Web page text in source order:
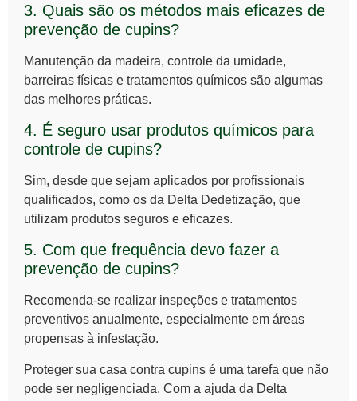
3. Quais são os métodos mais eficazes de
prevenção de cupins?
Manutenção da madeira, controle da umidade,
barreiras físicas e tratamentos químicos são algumas
das melhores práticas.
4. É seguro usar produtos químicos para
controle de cupins?
Sim, desde que sejam aplicados por profissionais
qualificados, como os da Delta Dedetização, que
utilizam produtos seguros e eficazes.
5. Com que frequência devo fazer a
prevenção de cupins?
Recomenda-se realizar inspeções e tratamentos
preventivos anualmente, especialmente em áreas
propensas à infestação.
Proteger sua casa contra cupins é uma tarefa que não
pode ser negligenciada. Com a ajuda da Delta